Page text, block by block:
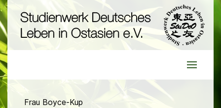
Frau Boyce-Kup